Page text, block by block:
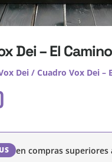
Dei – El Camino
Dei / Cuadro Vox Dei –
en compras superiores